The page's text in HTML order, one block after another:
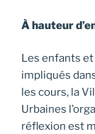
À hauteur
Les enfants
impliqués
les cours, la
Urbaines
réflexion est